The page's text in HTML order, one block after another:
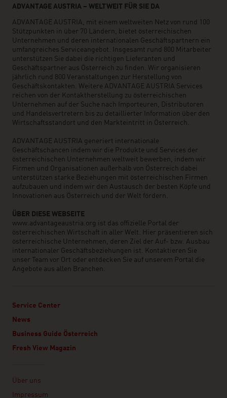
ADVANTAGE AUSTRIA – WELTWEIT FÜR SIE DA
ADVANTAGE AUSTRIA, mit einem weltweiten Netz von rund 100
Stützpunkten in über 70 Ländern, bietet österreichischen
Unternehmen und deren internationalen Geschäftspartnern ein
umfangreiches Serviceangebot. Insgesamt rund 800 Mitarbeiter
unterstützen Sie dabei die richtigen Lieferanten und
Geschäftspartner aus Österreich zu finden. Wir organisieren
jährlich rund 800 Veranstaltungen zur Herstellung von
Geschäftskontakten. Weitere ADVANTAGE AUSTRIA Services
reichen von der Kontaktherstellung zu österreichischen
Unternehmen auf der Suche nach Importeuren, Distributoren
und Handelsvertretern bis zu detaillierter Information über den
Wirtschaftsstandort und den Markteintritt in Österreich.
ADVANTAGE AUSTRIA generiert internationale
Geschäftschancen indem wir die Produkte und Services der
österreichischen Unternehmen weltweit bewerben, indem wir
Firmen und Organisationen außerhalb von Österreich dabei
unterstützen starke Beziehungen mit österreichischen Firmen
aufzubauen und indem wir den Austausch der besten Köpfe und
Innovationen aus Österreich und der Welt fördern.
ÜBER DIESE WEBSEITE
www.advantageaustria.org ist das offizielle Portal der
österreichischen Wirtschaft in aller Welt. Hier präsentieren sich
österreichische Unternehmen, deren Ziel der Auf- bzw. Ausbau
internationaler Geschäftsbeziehungen ist. Kontaktieren Sie
unser Team vor Ort oder entdecken Sie auf unserem Portal die
Angebote aus allen Branchen.
Service Center
News
Business Guide Österreich
Fresh View Magazin
Über uns
Impressum